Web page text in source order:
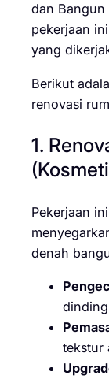
dan Bangun
pekerjaan
yang
Berikut
renovasi
1.
Pekerjaan
denah
tekstur